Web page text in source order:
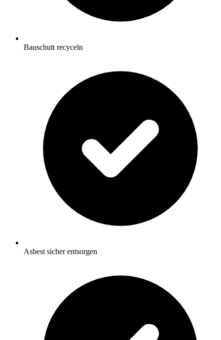
Bauschutt recyceln
Asbest sicher entsorgen